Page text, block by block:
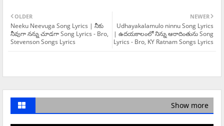
NEWER
Udhayakalamulo ninnu Song Lyrics
| ఉదయకాలంలో నిన్ను ఆరాదింతును Song
Lyrics - Bro, KY Ratnam Songs Lyrics
OLDER
Neeku Neevuga Song Lyrics | నీకు
నీవుగా నన్ను చూడగా Song Lyrics - Bro,
Stevenson Songs Lyrics
Show more